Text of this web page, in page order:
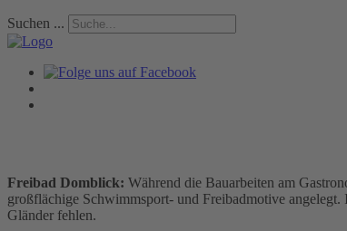
Suchen ...
Freibad Domblick: Während die Bauarbeiten am
großflächige Schwimmsport- und Freibadmotive
Gländer fehlen.